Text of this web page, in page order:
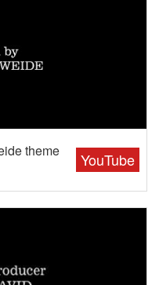
YouTube
theme